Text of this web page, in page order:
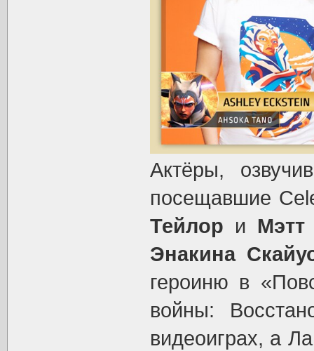
Актёры,
посещавшие
Тейлор и
Энакина
героиню в
войны:
видеоиграх, а